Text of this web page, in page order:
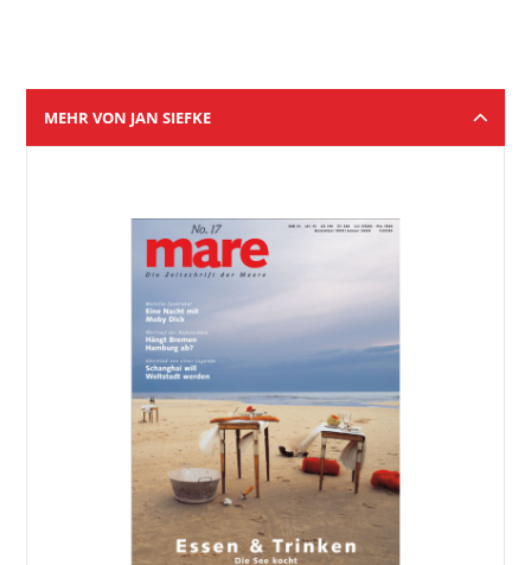
MEHR VON JAN SIEFKE